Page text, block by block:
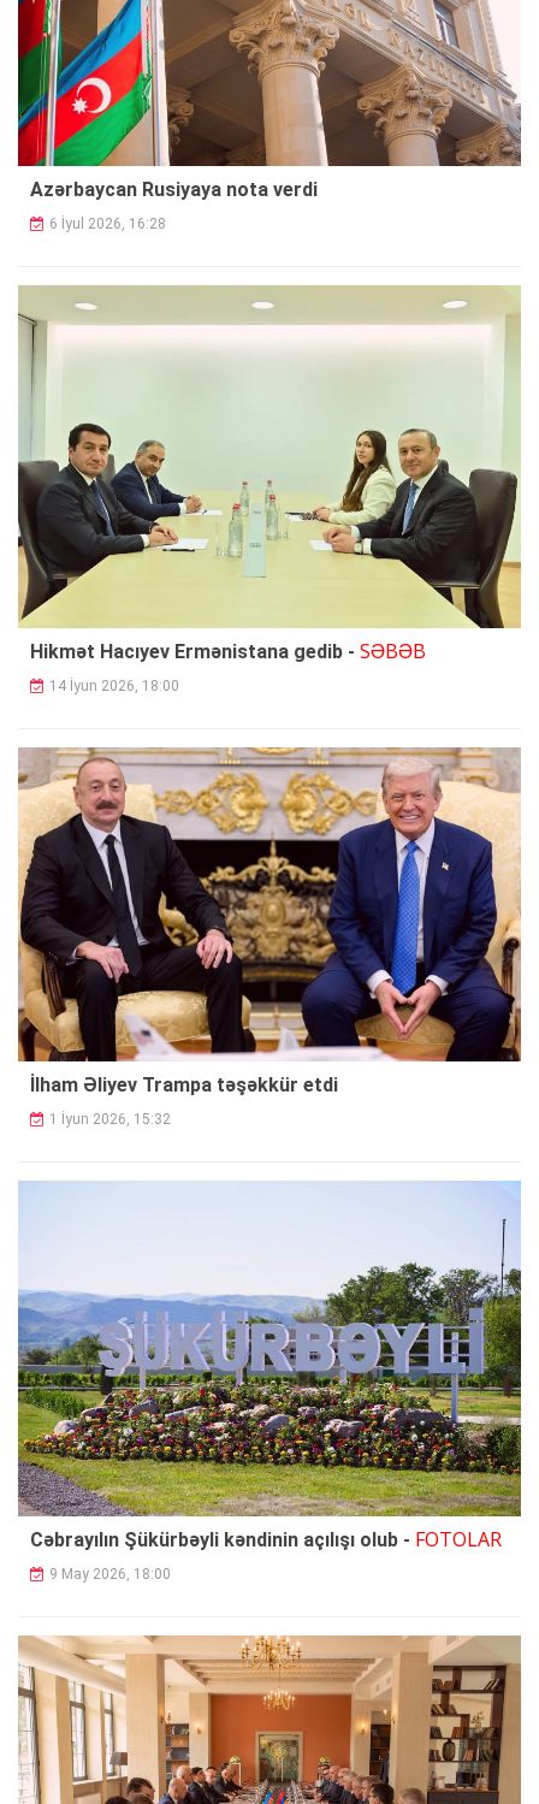
Azərbaycan Rusiyaya nota verdi
6 İyul 2026, 16:28
Hikmət Hacıyev Ermənistana gedib - SƏBƏB
14 İyun 2026, 18:00
İlham Əliyev Trampa təşəkkür etdi
1 İyun 2026, 15:32
Cəbrayılın Şükürbəyli kəndinin açılışı olub - FOTOLAR
9 May 2026, 18:00